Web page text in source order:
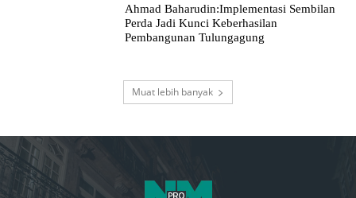
Ahmad Baharudin:Implementasi Sembilan
Perda Jadi Kunci Keberhasilan
Pembangunan Tulungagung
Muat lebih banyak